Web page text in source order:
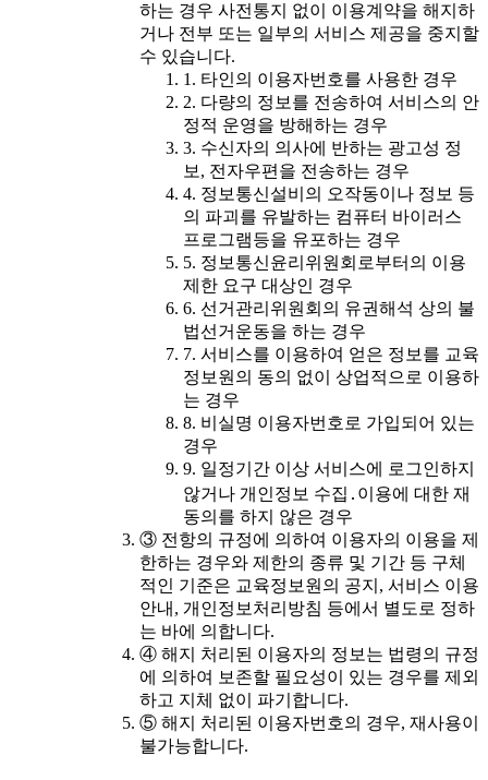
하는 경우 사전통지 없이 이용계약을 해지하
거나 전부 또는 일부의 서비스 제공을 중지할
수 있습니다.
1. 타인의 이용자번호를 사용한 경우
2. 다량의 정보를 전송하여 서비스의 안
정적 운영을 방해하는 경우
3. 수신자의 의사에 반하는 광고성 정
보, 전자우편을 전송하는 경우
4. 정보통신설비의 오작동이나 정보 등
의 파괴를 유발하는 컴퓨터 바이러스
프로그램등을 유포하는 경우
5. 정보통신윤리위원회로부터의 이용
제한 요구 대상인 경우
6. 선거관리위원회의 유권해석 상의 불
법선거운동을 하는 경우
7. 서비스를 이용하여 얻은 정보를 교육
정보원의 동의 없이 상업적으로 이용하
는 경우
8. 비실명 이용자번호로 가입되어 있는
경우
9. 일정기간 이상 서비스에 로그인하지
않거나 개인정보 수집․이용에 대한 재
동의를 하지 않은 경우
③ 전항의 규정에 의하여 이용자의 이용을 제
한하는 경우와 제한의 종류 및 기간 등 구체
적인 기준은 교육정보원의 공지, 서비스 이용
안내, 개인정보처리방침 등에서 별도로 정하
는 바에 의합니다.
④ 해지 처리된 이용자의 정보는 법령의 규정
에 의하여 보존할 필요성이 있는 경우를 제외
하고 지체 없이 파기합니다.
⑤ 해지 처리된 이용자번호의 경우, 재사용이
불가능합니다.